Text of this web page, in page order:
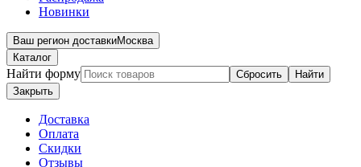
Новинки
Ваш регион доставкиМосква
Каталог
Найти форму Сбросить
Найти
Закрыть
Доставка
Оплата
Скидки
Отзывы